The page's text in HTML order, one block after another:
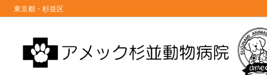
東京都・杉並区